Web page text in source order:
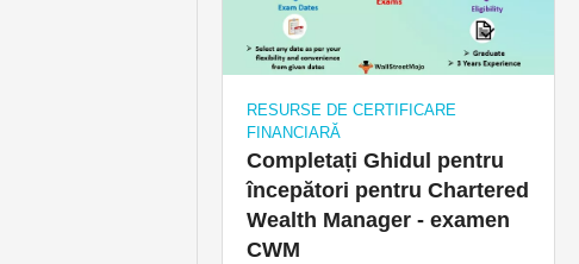
RESURSE DE CERTIFICARE
FINANCIARĂ
Completați Ghidul pentru
începători pentru Chartered
Wealth Manager - examen
CWM